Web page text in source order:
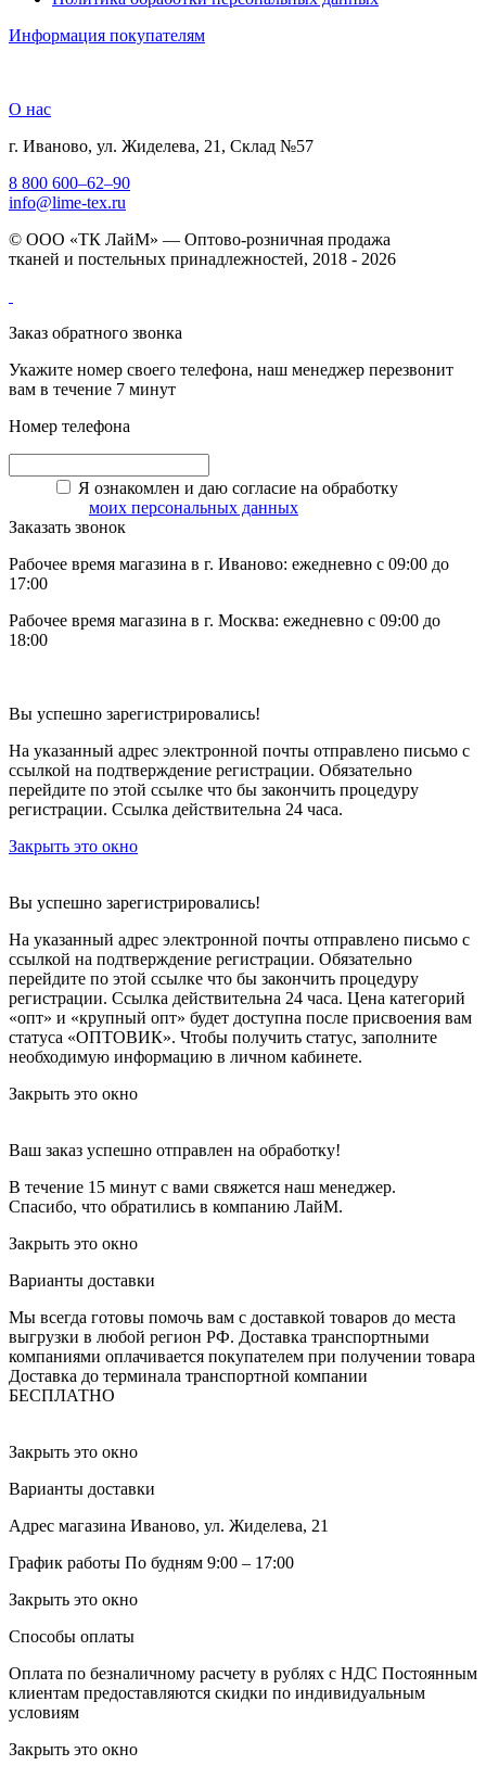
Информация покупателям
О нас
г. Иваново, ул. Жиделева, 21, Склад №57
8 800 600–62–90
info@lime-tex.ru
© ООО «ТК ЛайМ» — Оптово-розничная продажа
тканей и постельных принадлежностей, 2018 - 2026
Заказ обратного звонка
Укажите номер своего телефона, наш менеджер перезвонит
вам в течение 7 минут
Номер телефона
Я ознакомлен и даю согласие на обработку
моих персональных данных
Заказать звонок
Рабочее время магазина в г. Иваново: ежедневно с 09:00 до
17:00
Рабочее время магазина в г. Москва: ежедневно с 09:00 до
18:00
Вы успешно зарегистрировались!
На указанный адрес электронной почты отправлено письмо с
ссылкой на подтверждение регистрации. Обязательно
перейдите по этой ссылке что бы закончить процедуру
регистрации. Ссылка действительна 24 часа.
Закрыть это окно
Вы успешно зарегистрировались!
На указанный адрес электронной почты отправлено письмо с
ссылкой на подтверждение регистрации. Обязательно
перейдите по этой ссылке что бы закончить процедуру
регистрации. Ссылка действительна 24 часа. Цена категорий
«опт» и «крупный опт» будет доступна после присвоения вам
статуса «ОПТОВИК». Чтобы получить статус, заполните
необходимую информацию в личном кабинете.
Закрыть это окно
Ваш заказ успешно отправлен на обработку!
В течение 15 минут с вами свяжется наш менеджер.
Спасибо, что обратились в компанию ЛайМ.
Закрыть это окно
Варианты доставки
Мы всегда готовы помочь вам с доставкой товаров до места
выгрузки в любой регион РФ. Доставка транспортными
компаниями оплачивается покупателем при получении товара
Доставка до терминала транспортной компании
БЕСПЛАТНО
Закрыть это окно
Варианты доставки
Адрес магазина Иваново, ул. Жиделева, 21
График работы По будням 9:00 – 17:00
Закрыть это окно
Способы оплаты
Оплата по безналичному расчету в рублях с НДС Постоянным
клиентам предоставляются скидки по индивидуальным
условиям
Закрыть это окно